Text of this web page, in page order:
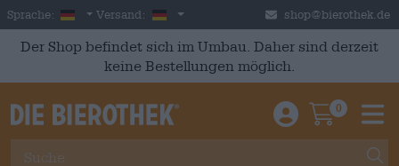
Skip to main content
Sprache: German
Versand: Deutschland shop@bierothek.de
Der Shop befindet sich im Umbau. Daher sind derzeit
keine Bestellungen möglich.
Einloggen /
0